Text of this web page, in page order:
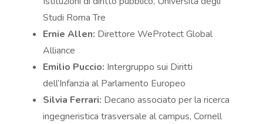
Studi Roma Tre
Ernie Allen: Direttore WeProtect Global
Alliance
Emilio Puccio: Intergruppo sui Diritti
dell’Infanzia al Parlamento Europeo
Silvia Ferrari: Decano associato per la ricerca
ingegneristica trasversale al campus, Cornell